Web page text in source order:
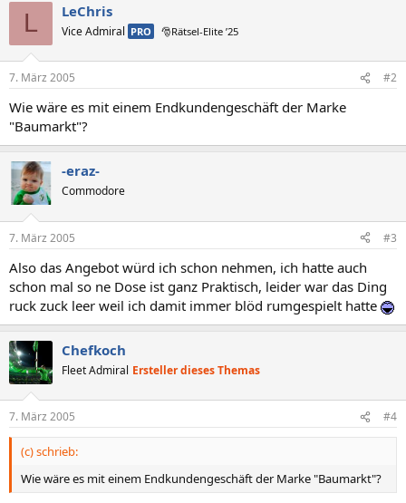
L LeChris
Vice Admiral PRO 🎅Rätsel-Elite ’25
7. März 2005 #2
Wie wäre es mit einem Endkundengeschäft der Marke
"Baumarkt"?
-eraz-
Commodore
7. März 2005 #3
Also das Angebot würd ich schon nehmen, ich hatte auch
schon mal so ne Dose ist ganz Praktisch, leider war das Ding
ruck zuck leer weil ich damit immer blöd rumgespielt hatte
Chefkoch
Fleet Admiral Ersteller dieses Themas
7. März 2005 #4
(c) schrieb:
Wie wäre es mit einem Endkundengeschäft der Marke "Baumarkt"?